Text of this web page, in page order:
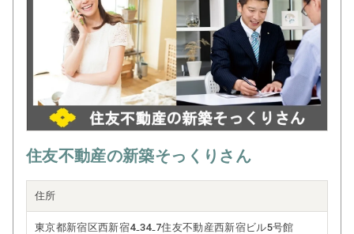
住友不動産の新築そっくりさん
住所
東京都新宿区西新宿4₋34₋7住友不動産西新宿ビル5号館